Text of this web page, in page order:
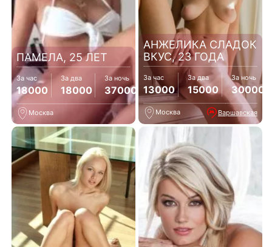
ПАМЕЛА, 25 ЛЕТ
За час
18000
За два
18000
За ночь
37000
Москва
АНЖЕЛИКА СЛАДОК
ВКУС, 23 ГОДА
За час
13000
За два
15000
За ночь
30000
Москва Варшавская